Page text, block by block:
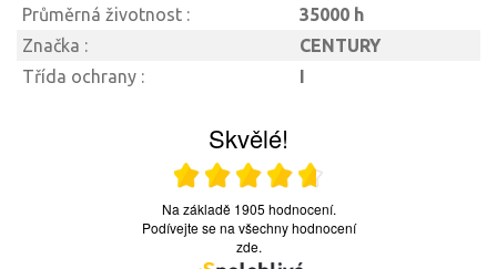
Průměrná životnost :
35000 h
Značka :
CENTURY
Třída ochrany :
I